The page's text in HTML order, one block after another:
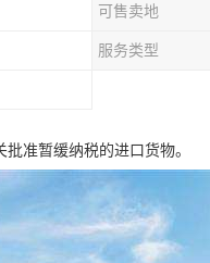
可售卖地
服务类型
准暂缓纳税的进口货物。